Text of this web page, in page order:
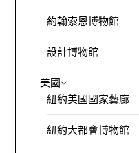
約翰索恩博物館
設計博物館
美國
紐約美國國家藝廊
紐約大都會博物館